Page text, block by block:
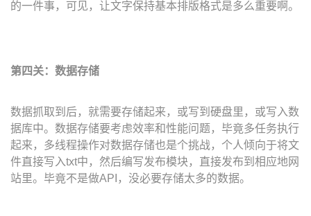
的一件事，可见，让文字保持基本排版格式是多么重要啊。
第四关：数据存储
数据抓取到后，就需要存储起来，或写到硬盘里，或写入数
据库中。数据存储要考虑效率和性能问题，毕竟多任务执行
起来，多线程操作对数据存储也是个挑战，个人倾向于将文
件直接写入txt中，然后编写发布模块，直接发布到相应地网
站里。毕竟不是做API，没必要存储太多的数据。